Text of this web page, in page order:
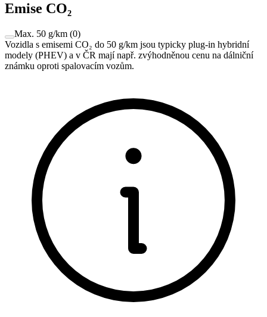
Emise CO₂
Max. 50 g/km (0)
Vozidla s emisemi CO₂ do 50 g/km jsou typicky plug-in hybridní
modely (PHEV) a v ČR mají např. zvýhodněnou cenu na dálniční
známku oproti spalovacím vozům.